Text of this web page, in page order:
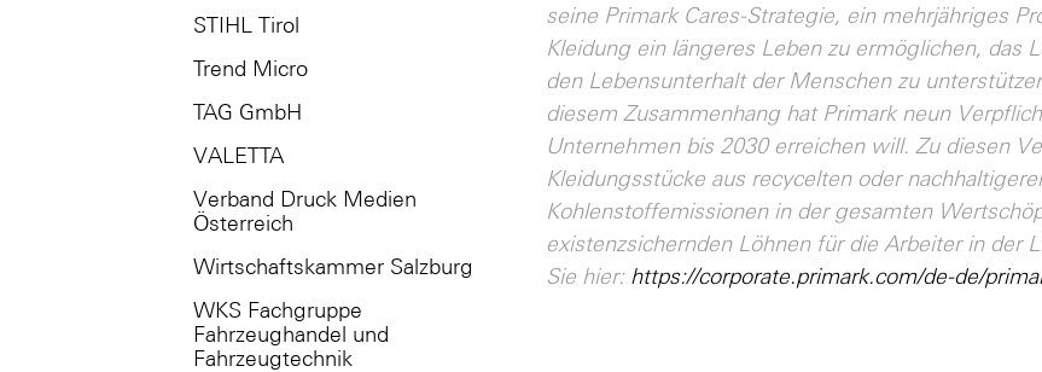
STIHL Tirol
Trend Micro
TAG GmbH
VALETTA
Verband Druck Medien
Österreich
Wirtschaftskammer Salzburg
WKS Fachgruppe
Fahrzeughandel und
Fahrzeugtechnik
seine Primark Cares-Strategie, ein mehrjähriges
Kleidung ein längeres Leben zu ermöglichen, das
den Lebensunterhalt der Menschen zu
diesem Zusammenhang hat Primark neun
Unternehmen bis 2030 erreichen will. Zu diesen
Kleidungsstücke aus recycelten oder
Kohlenstoffemissionen in der gesamten
existenzsichernden Löhnen für die Arbeiter in der
Sie hier:https://corporate.primark.com/de-de/